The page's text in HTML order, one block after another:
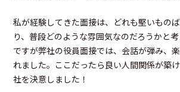
私が経験してきた面接は、どれも堅いもの
り、普段どのような雰囲気なのだろうかと考
ですが弊社の役員面接では、会話が弾み、
れました。ここだったら良い人間関係が築
社を決意しました！